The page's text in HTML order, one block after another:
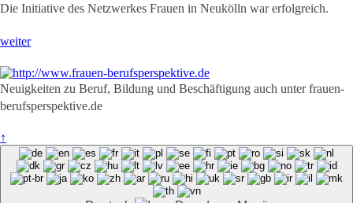
Die Initiative des Netzwerkes Frauen in Neukölln war erfolgreich.
weiter
Neuigkeiten zu Beruf, Bildung und Beschäftigung auch unter frauen-
berufsperspektive.de
↑